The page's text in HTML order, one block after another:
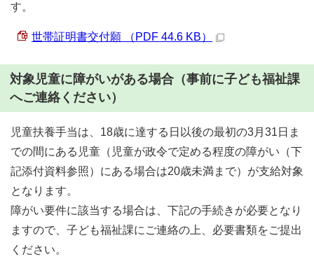
す。
世帯証明書交付願 （PDF 44.6 KB）
対象児童に障がいがある場合（事前に子ども福祉課
へご連絡ください）
児童扶養手当は、18歳に達する日以後の最初の3月31日ま
での間にある児童（児童が政令で定める程度の障がい（下
記添付資料参照）にある場合は20歳未満まで）が支給対象
となります。
障がい要件に該当する場合は、下記の手続きが必要となり
ますので、子ども福祉課にご連絡の上、必要書類をご提出
ください。